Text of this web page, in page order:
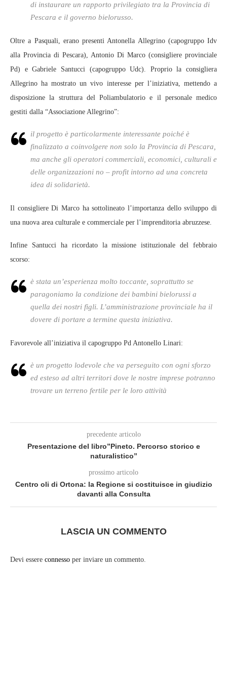
di instaurare un rapporto privilegiato tra la Provincia di
Pescara e il governo bielorusso.
Oltre a Pasquali, erano presenti Antonella Allegrino (capogruppo Idv
alla Provincia di Pescara), Antonio Di Marco (consigliere provinciale
Pd) e Gabriele Santucci (capogruppo Udc). Proprio la consigliera
Allegrino ha mostrato un vivo interesse per l’iniziativa, mettendo a
disposizione la struttura del Poliambulatorio e il personale medico
gestiti dalla “Associazione Allegrino”:
il progetto è particolarmente interessante poiché è
finalizzato a coinvolgere non solo la Provincia di Pescara,
ma anche gli operatori commerciali, economici, culturali e
delle organizzazioni no – profit intorno ad una concreta
idea di solidarietà.
Il consigliere Di Marco ha sottolineato l’importanza dello sviluppo di
una nuova area culturale e commerciale per l’imprenditoria abruzzese.
Infine Santucci ha ricordato la missione istituzionale del febbraio
scorso:
è stata un’esperienza molto toccante, soprattutto se
paragoniamo la condizione dei bambini bielorussi a
quella dei nostri figli. L’amministrazione provinciale ha il
dovere di portare a termine questa iniziativa.
Favorevole all’iniziativa il capogruppo Pd Antonello Linari:
è un progetto lodevole che va perseguito con ogni sforzo
ed esteso ad altri territori dove le nostre imprese potranno
trovare un terreno fertile per le loro attività
precedente articolo
Presentazione del libro”Pineto. Percorso storico e
naturalistico”
prossimo articolo
Centro oli di Ortona: la Regione si costituisce in giudizio
davanti alla Consulta
LASCIA UN COMMENTO
Devi essere connesso per inviare un commento.